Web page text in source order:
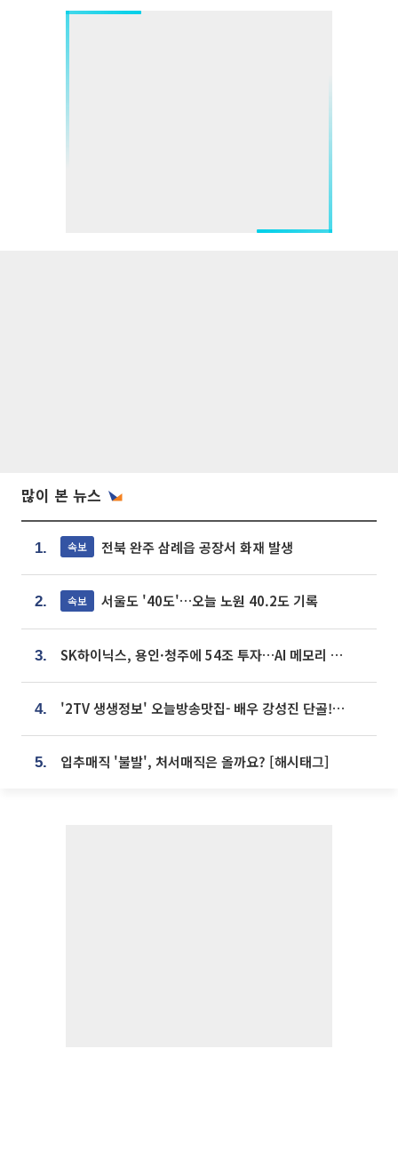
많이 본 뉴스
1. 속보 전북 완주 삼례읍 공장서 화재 발생
2. 속보 서울도 '40도'…오늘 노원 40.2도 기록
3. SK하이닉스, 용인·청주에 54조 투자…AI 메모리 생산기지 키운다
4. '2TV 생생정보' 오늘방송맛집- 배우 강성진 단골! 쌀국수ㆍ푸팟퐁 커리 맛집 '블○○○'
5. 입추매직 '불발', 처서매직은 올까요? [해시태그]